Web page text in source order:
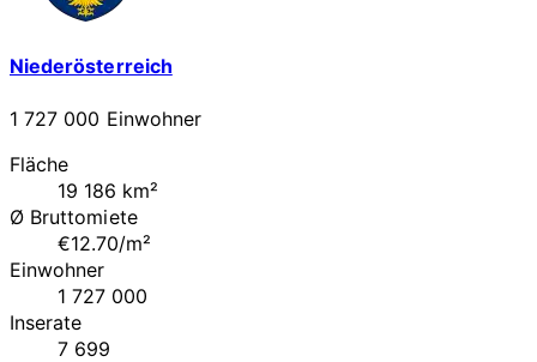
Niederösterreich
1 727 000 Einwohner
Fläche
19 186 km²
Ø Bruttomiete
€12.70/m²
Einwohner
1 727 000
Inserate
7 699